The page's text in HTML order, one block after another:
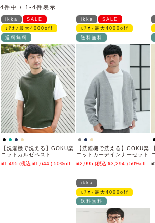
4件中 1 -4件表示
ikka
SALE
ﾓｱｵﾌ最大4000off
送料無料
【洗濯機で洗える】GOKU楽
ニットカルゼベスト
1,495
1,644 50%off
ikka
SALE
ﾓｱｵﾌ最大4000off
送料無料
【洗濯機で洗える】GOKU楽
ニットカーデインナーセット
2,995
3,294 50%off
ikka
ﾓｱｵﾌ最大4000off
送料無料